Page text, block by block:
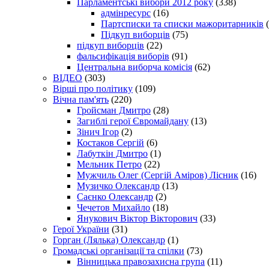
адмінресурс (16)
Партсписки та списки мажоритарників
Підкуп виборців (75)
підкуп виборців (22)
фальсифікація виборів (91)
Центральна виборча комісія (62)
ВІДЕО (303)
Вірші про політику (109)
Вічна пам'ять (220)
Гройсман Дмитро (28)
Загиблі герої Євромайдану (13)
Зінич Ігор (2)
Костаков Сергій (6)
Лабуткін Дмитро (1)
Мельник Петро (22)
Мужчиль Олег (Сергій Аміров) Лісник (16)
Музичко Олександр (13)
Саєнко Олександр (2)
Чечетов Михайло (18)
Янукович Віктор Вікторович (33)
Герої України (31)
Горган (Лялька) Олександр (1)
Громадські організації та спілки (73)
Вінницька правозахисна група (11)